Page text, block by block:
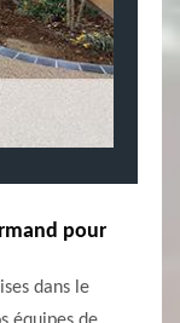
pour
dans le